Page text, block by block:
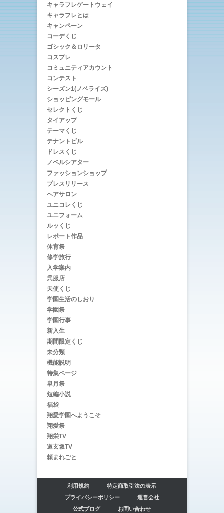
キャラフレゲートウェイ
キャラフレとは
キャンペーン
コーデくじ
ゴシック＆ロリータ
コスプレ
コミュニティアカウント
コンテスト
シーズン1(ノベライズ)
ショッピングモール
セレクトくじ
タイアップ
テーマくじ
テナントビル
ドレスくじ
ノベルシアター
ファッションショップ
プレスリリース
ヘアサロン
ユニコレくじ
ユニフォーム
ルッくじ
レポート作品
体育祭
修学旅行
入学案内
呉服店
天使くじ
学園生活のしおり
学園祭
学園行事
新入生
期間限定くじ
未分類
機能説明
特集ページ
皐月祭
短編小説
福袋
翔愛学園へようこそ
翔愛祭
翔栄TV
道玄坂TV
頼まれごと
利用規約
特定商取引法の表示
プライバシーポリシー
運営会社
公式ブログ
お問い合わせ